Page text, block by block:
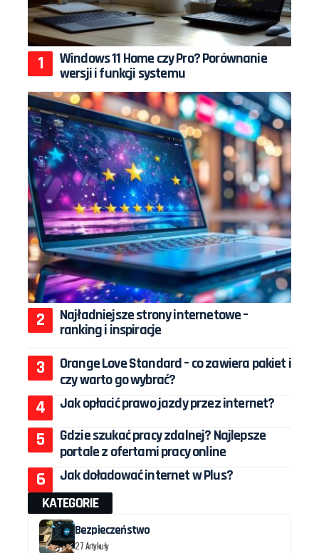
Windows 11 Home czy Pro? Porównanie
wersji i funkcji systemu
Najładniejsze strony internetowe –
ranking i inspiracje
Orange Love Standard – co zawiera pakiet i
czy warto go wybrać?
Jak opłacić prawo jazdy przez internet?
Gdzie szukać pracy zdalnej? Najlepsze
portale z ofertami pracy online
Jak doładować internet w Plus?
KATEGORIE
Bezpieczeństwo
27 Artykuły